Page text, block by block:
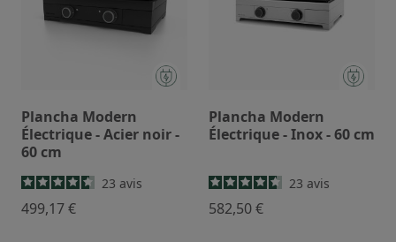
Plancha Modern
Électrique - Acier noir -
60 cm
23 avis
499,17 €
Plancha Modern
Électrique - Inox - 60 cm
23 avis
582,50 €